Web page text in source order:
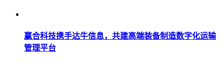
赢合科技携手达牛信息，共建高端装备制造数字化运输
管理平台